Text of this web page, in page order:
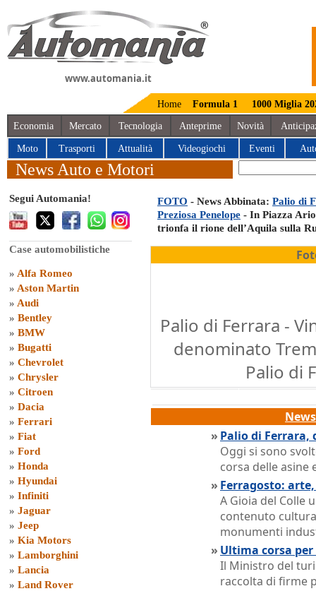
www.automania.it
Home Formula 1 1000 Miglia
Economia Mercato Tecnologia Anteprime Novità
Moto Trasporti Attualità Videogiochi Eventi
News Auto e Motori
Segui Automania!
Case automobilistiche
» Alfa Romeo
» Aston Martin
» Audi
» Bentley
» BMW
» Bugatti
» Chevrolet
» Chrysler
» Citroen
» Dacia
» Ferrari
» Fiat
» Ford
» Honda
» Hyundai
» Infiniti
» Jaguar
» Jeep
» Kia Motors
» Lamborghini
» Lancia
» Land Rover
FOTO - News Abbinata: Palio di
Preziosa Penelope - In Piazza
trionfa il rione dell’Aquila sulla
Palio di Ferrara -
denominato
Palio di
» Palio di Ferrara,
Oggi si sono
corsa delle asine
» Ferragosto:
A Gioia del Colle
contenuto
monumenti
» Ultima corsa
Il Ministro del
raccolta di firme